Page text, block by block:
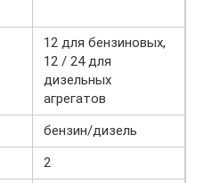
12 для бензиновых,
12 / 24 для
дизельных
агрегатов
бензин/дизель
2